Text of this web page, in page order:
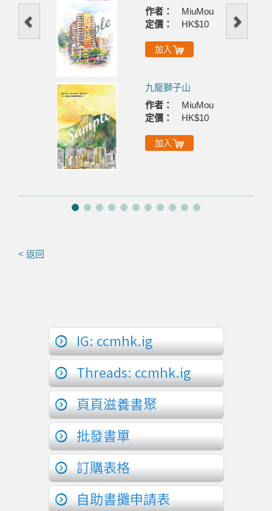
作者：
MiuMou
定價：
HK$10
加入
九龍獅子山
作者：
MiuMou
定價：
HK$10
加入
< 返回
IG: ccmhk.ig
Threads: ccmhk.ig
頁頁滋養書聚
批發書單
訂購表格
自助書攤申請表